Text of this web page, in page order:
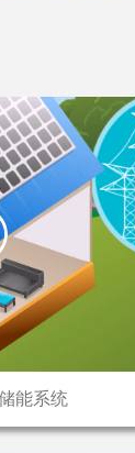
能系统